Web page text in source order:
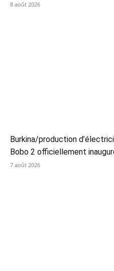
8 août 2026
Burkina/production
Bobo 2 officiellement
7 août 2026